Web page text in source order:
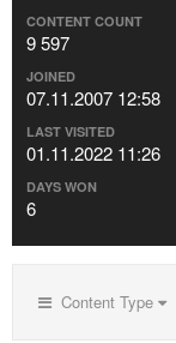
CONTENT COUNT
9 597
JOINED
07.11.2007 12:58
LAST VISITED
01.11.2022 11:26
DAYS WON
6
Content Type